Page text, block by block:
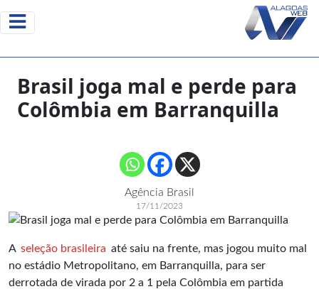
Brasil joga mal e perde para
Colômbia em Barranquilla
Agência Brasil
17/11/2023
A seleção brasileira até saiu na frente, mas jogou muito mal
no estádio Metropolitano, em Barranquilla, para ser
derrotada de virada por 2 a 1 pela Colômbia em partida